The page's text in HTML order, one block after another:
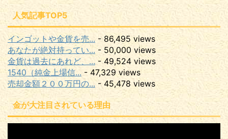
人気記事TOP5
インゴットや金貨を売... - 86,495 views
あなたが絶対持ってい... - 50,000 views
金貨は過去にあれど、... - 49,524 views
1540（純金上場信... - 47,329 views
売却金額２００万円の... - 45,478 views
金が大注目されている理由